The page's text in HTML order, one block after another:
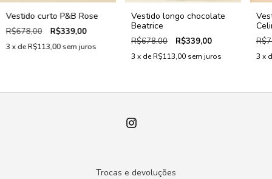
Vestido curto P&B Rose
R$678,00 R$339,00
3 x deR$113,00sem juros
Vestido longo chocolate
Beatrice
R$678,00 R$339,00
3 x deR$113,00 sem juros 3 x
Trocas e devoluções